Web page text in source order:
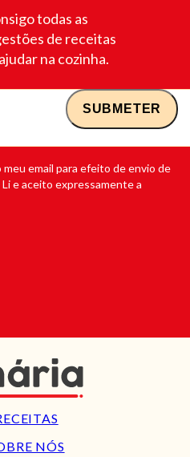
todas as
de receitas
na cozinha.
email para efeito de envio de
e aceito expressamente a
NÓS